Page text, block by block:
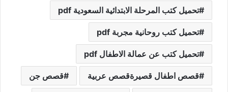
تحميل كتب المرحلة الابتدائية السعودية pdf
تحميل كتب روحانية مجربة pdf
تحميل كتب عن عمالة الاطفال pdf
قصص اطفال قصيرةقصص عربية قصص جن